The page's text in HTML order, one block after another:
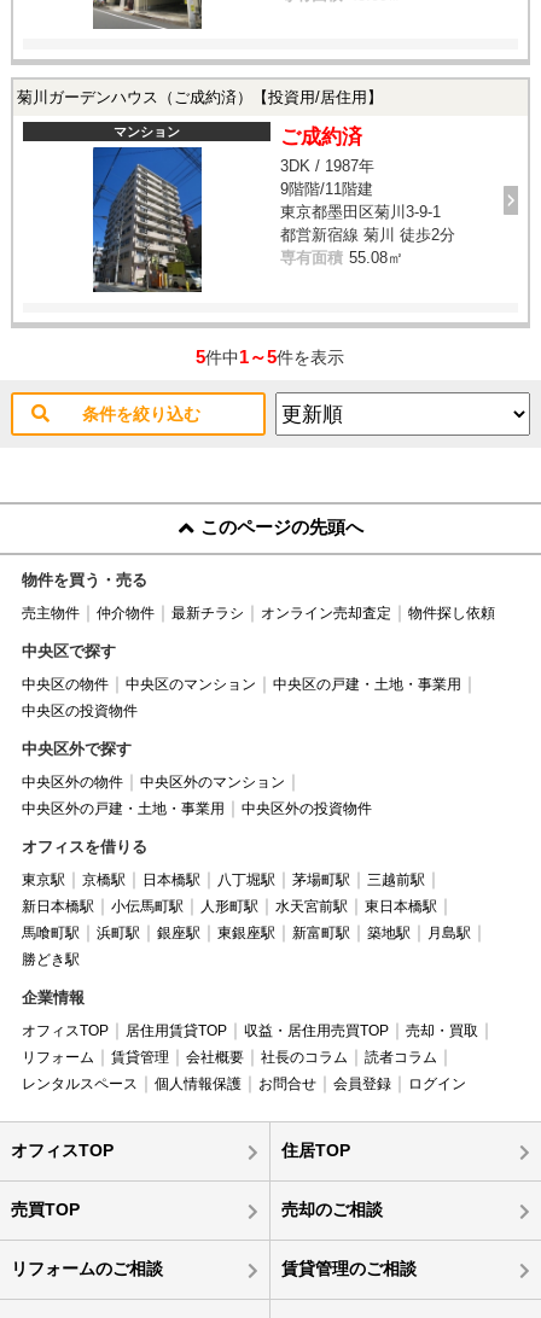
菊川ガーデンハウス（ご成約済）【投資用/居住用】
マンション ご成約済
3DK / 1987年
9階階/11階建
東京都墨田区菊川3-9-1
都営新宿線 菊川 徒歩2分
専有面積 55.08㎡
5件中1～5件を表示
条件を絞り込む
このページの先頭へ
物件を買う・売る
売主物件 仲介物件 最新チラシ オンライン売却査定 物件探し依頼
中央区で探す
中央区の物件 中央区のマンション
中央区の戸建・土地・事業用
中央区の投資物件
中央区外で探す
中央区外の物件
中央区外のマンション
中央区外の戸建・土地・事業用
中央区外の投資物件
オフィスを借りる
東京駅 京橋駅 日本橋駅 八丁堀駅 茅場町駅
三越前駅
新日本橋駅
小伝馬町駅 人形町駅 水天宮前駅
東日本橋駅
馬喰町駅
浜町駅 銀座駅 東銀座駅 新富町駅 築地駅
月島駅
勝どき駅
企業情報
オフィスTOP 居住用賃貸TOP 収益・居住用売買TOP
売却・買取
リフォーム
賃貸管理 会社概要 社長のコラム
読者コラム
レンタルスペース
個人情報保護 お問合せ 会員登録 ログイン
オフィスTOP 住居TOP
売買TOP 売却のご相談
リフォームのご相談 賃貸管理のご相談